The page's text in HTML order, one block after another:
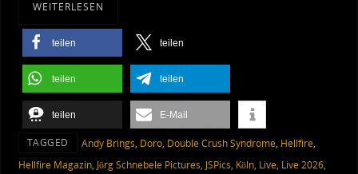
WEITERLESEN
teilen teilen
teilen teilen
teilen E-Mail
TAGGED Andy Brings, Doro, Double Crush Syndrome, Hellfire,
Hellfire Magazin, Jörg Schnebele Pictures, JSPics, Köln, Live, Live 2026,